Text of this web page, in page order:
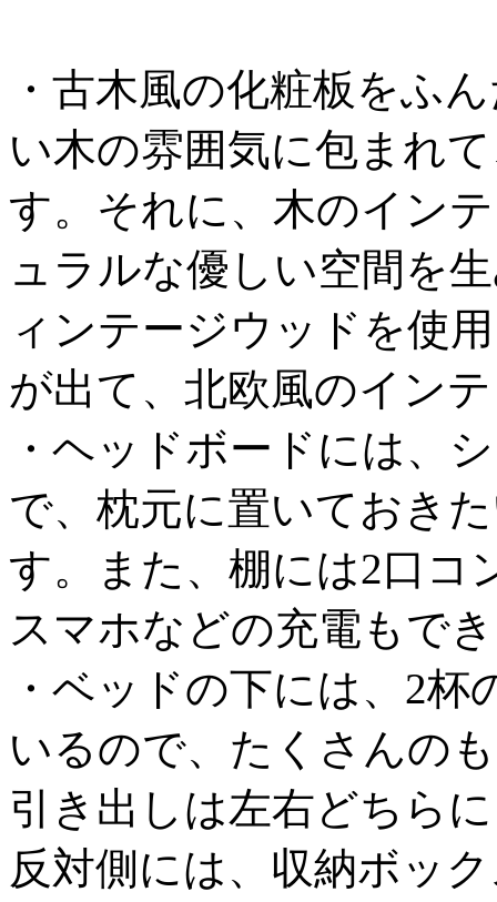
・古木風の化粧板をふ
い木の雰囲気に包まれ
す。それに、木のイン
ュラルな優しい空間を
ィンテージウッドを使
が出て、北欧風のイン
・ヘッドボードには、
で、枕元に置いておき
す。また、棚には2口コ
スマホなどの充電もで
・ベッドの下には、2
いるので、たくさんの
引き出しは左右どちら
反対側には、収納ボッ